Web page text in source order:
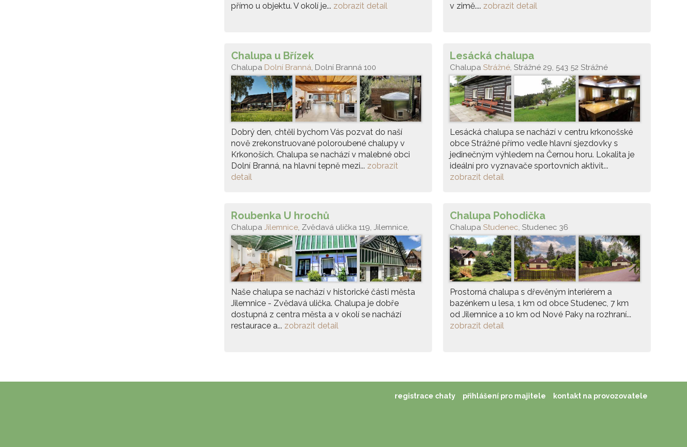
přímo u objektu. V okolí je... zobrazit detail
v zimě.... zobrazit detail
Chalupa u Břízek
Chalupa Dolní Branná, Dolní Branná 100
Dobrý den, chtěli bychom Vás pozvat do naší
nově zrekonstruované poloroubené chalupy v
Krkonoších. Chalupa se nachází v malebné obci
Dolní Branná, na hlavní tepně mezi... zobrazit
detail
Lesácká chalupa
Chalupa Strážné, Strážné 29, 543 52 Strážné
Lesácká chalupa se nachází v centru krkonošské
obce Strážné přímo vedle hlavní sjezdovky s
jedinečným výhledem na Černou horu. Lokalita je
ideální pro vyznavače sportovních aktivit...
zobrazit detail
Roubenka U hrochů
Chalupa Jilemnice, Zvědavá ulička 119, Jilemnice,
51401
Naše chalupa se nachází v historické části města
Jilemnice - Zvědavá ulička. Chalupa je dobře
dostupná z centra města a v okolí se nachází
restaurace a... zobrazit detail
Chalupa Pohodička
Chalupa Studenec, Studenec 36
Prostorná chalupa s dřevěným interiérem a
bazénkem u lesa, 1 km od obce Studenec, 7 km
od Jilemnice a 10 km od Nové Paky na rozhraní...
zobrazit detail
registrace chaty přihlášení pro majitele kontakt na provozovatele